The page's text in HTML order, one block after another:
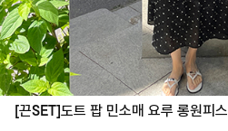
[끈SET]도트 팝 민소매 요루 롱원피스